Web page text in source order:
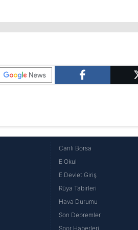
Canlı Borsa
E Okul
E Devlet Giriş
Rüya Tabirleri
Hava Durumu
Son Depremler
Spor Haberleri